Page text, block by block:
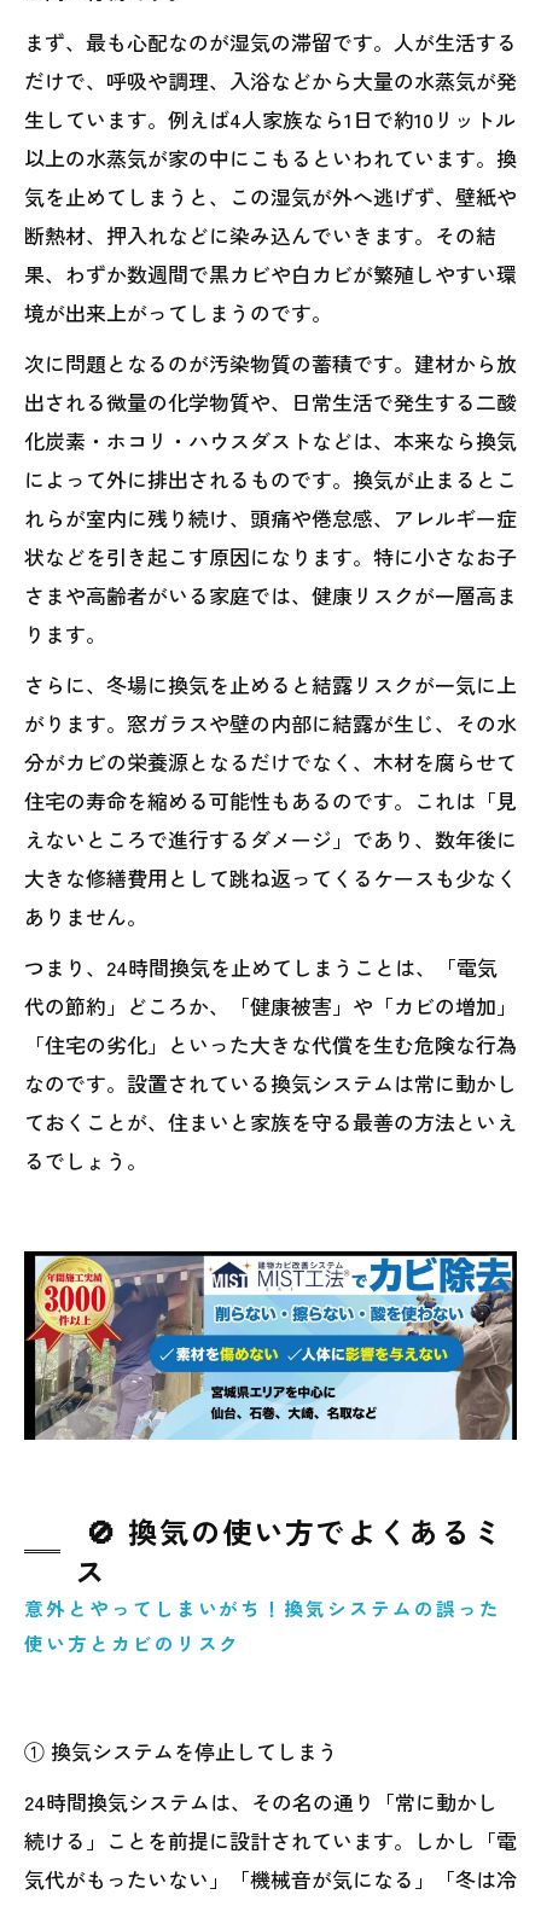
まず、最も心配なのが湿気の滞留です。人が生活する
だけで、呼吸や調理、入浴などから大量の水蒸気が発
生しています。例えば4人家族なら1日で約10リットル
以上の水蒸気が家の中にこもるといわれています。換
気を止めてしまうと、この湿気が外へ逃げず、壁紙や
断熱材、押入れなどに染み込んでいきます。その結
果、わずか数週間で黒カビや白カビが繁殖しやすい環
境が出来上がってしまうのです。
次に問題となるのが汚染物質の蓄積です。建材から放
出される微量の化学物質や、日常生活で発生する二酸
化炭素・ホコリ・ハウスダストなどは、本来なら換気
によって外に排出されるものです。換気が止まるとこ
れらが室内に残り続け、頭痛や倦怠感、アレルギー症
状などを引き起こす原因になります。特に小さなお子
さまや高齢者がいる家庭では、健康リスクが一層高ま
ります。
さらに、冬場に換気を止めると結露リスクが一気に上
がります。窓ガラスや壁の内部に結露が生じ、その水
分がカビの栄養源となるだけでなく、木材を腐らせて
住宅の寿命を縮める可能性もあるのです。これは「見
えないところで進行するダメージ」であり、数年後に
大きな修繕費用として跳ね返ってくるケースも少なく
ありません。
つまり、24時間換気を止めてしまうことは、「電気
代の節約」どころか、「健康被害」や「カビの増加」
「住宅の劣化」といった大きな代償を生む危険な行為
なのです。設置されている換気システムは常に動かし
ておくことが、住まいと家族を守る最善の方法といえ
るでしょう。
🚫 換気の使い方でよくあるミ
ス
意外とやってしまいがち！換気システムの誤った
使い方とカビのリスク
① 換気システムを停止してしまう
24時間換気システムは、その名の通り「常に動かし
続ける」ことを前提に設計されています。しかし「電
気代がもったいない」「機械音が気になる」「冬は冷